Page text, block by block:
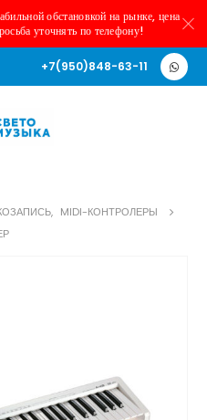
обстановкой на рынке, цена
уточнять по телефону!
+7(950)848-63-11
, MIDI-КОНТРОЛЕРЫ